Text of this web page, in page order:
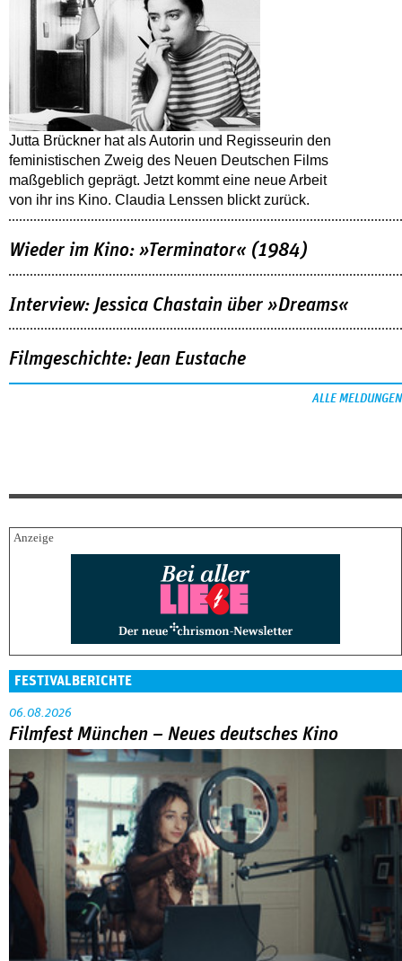
Jutta Brückner hat als Autorin und Regisseurin den
feministischen Zweig des Neuen Deutschen Films
maßgeblich geprägt. Jetzt kommt eine neue Arbeit
von ihr ins Kino. Claudia Lenssen blickt zurück.
Wieder im Kino: »Terminator« (1984)
Interview: Jessica Chastain über »Dreams«
Filmgeschichte: Jean Eustache
ALLE MELDUNGEN
FESTIVALBERICHTE
06.08.2026
Filmfest München – Neues deutsches Kino